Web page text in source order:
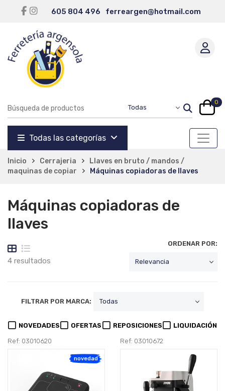
605 804 496 ferreargen@hotmail.com
0
Todas las categorías
Inicio Cerrajeria
Llaves en bruto / mandos /
maquinas de copiar
Máquinas copiadoras de llaves
Máquinas copiadoras de
llaves
4 resultados
ORDENAR POR:
FILTRAR POR MARCA:
NOVEDADES OFERTAS REPOSICIONES LIQUIDACIÓN
Ref: 03010620
novedad
Ref: 03010672